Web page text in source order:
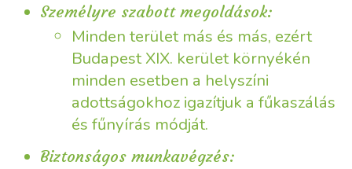
Személyre szabott megoldások:
Minden terület más és más, ezért
Budapest XIX. kerület környékén
minden esetben a helyszíni
adottságokhoz igazítjuk a fűkaszálás
és fűnyírás módját.
Biztonságos munkavégzés: